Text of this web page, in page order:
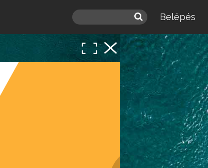
Belépés